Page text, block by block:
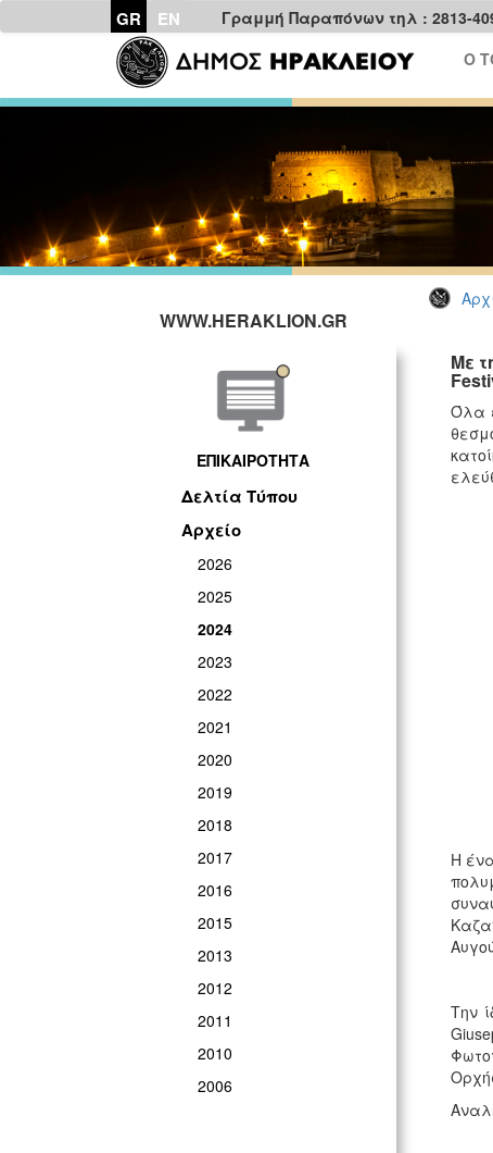
GR EN Γραμμή Παραπόνων τηλ : 2813-
Ο
WWW.HERAKLION.GR
ΕΠΙΚΑΙΡΟΤΗΤΑ
Δελτία Τύπου
Αρχείο
2026
2025
2024
2023
2022
2021
2020
2019
2018
2017
2016
2015
2013
2012
2011
2010
2006
Με
Όλα
Η
Την